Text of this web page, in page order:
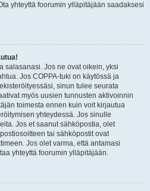
yhteyttä foorumin ylläpitäjään saadaksesi
salasanasi. Jos ne ovat oikein, yksi
Jos COPPA-tuki on käytössä ja
sinun tulee seurata
myös uusien tunnusten aktivoinnin
toimesta ennen kuin voit kirjautua
yhteydessä. Jos sinulle
Jos et saanut sähköpostia, olet
tai sähköpostit ovat
Jos olet varma, että antamasi
yhteyttä foorumin ylläpitäjään.